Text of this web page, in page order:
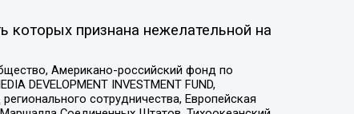
которых признана нежелательной на
Американо-российский фонд по
DEVELOPMENT INVESTMENT FUND,
сотрудничества, Европейская